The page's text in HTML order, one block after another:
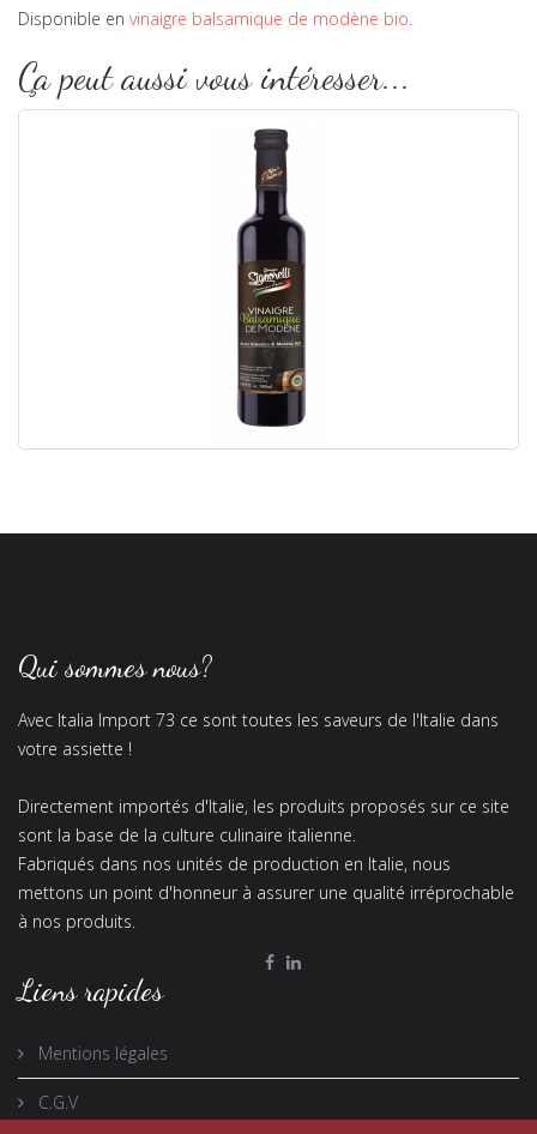
Disponible en vinaigre balsamique de modène bio.
Ça peut aussi vous intéresser...
Qui sommes nous?
Avec Italia Import 73 ce sont toutes les saveurs de l'Italie dans
votre assiette !
Directement importés d'Italie, les produits proposés sur ce site
sont la base de la culture culinaire italienne.
Fabriqués dans nos unités de production en Italie, nous
mettons un point d'honneur à assurer une qualité irréprochable
à nos produits.
Liens rapides
Mentions légales
C.G.V